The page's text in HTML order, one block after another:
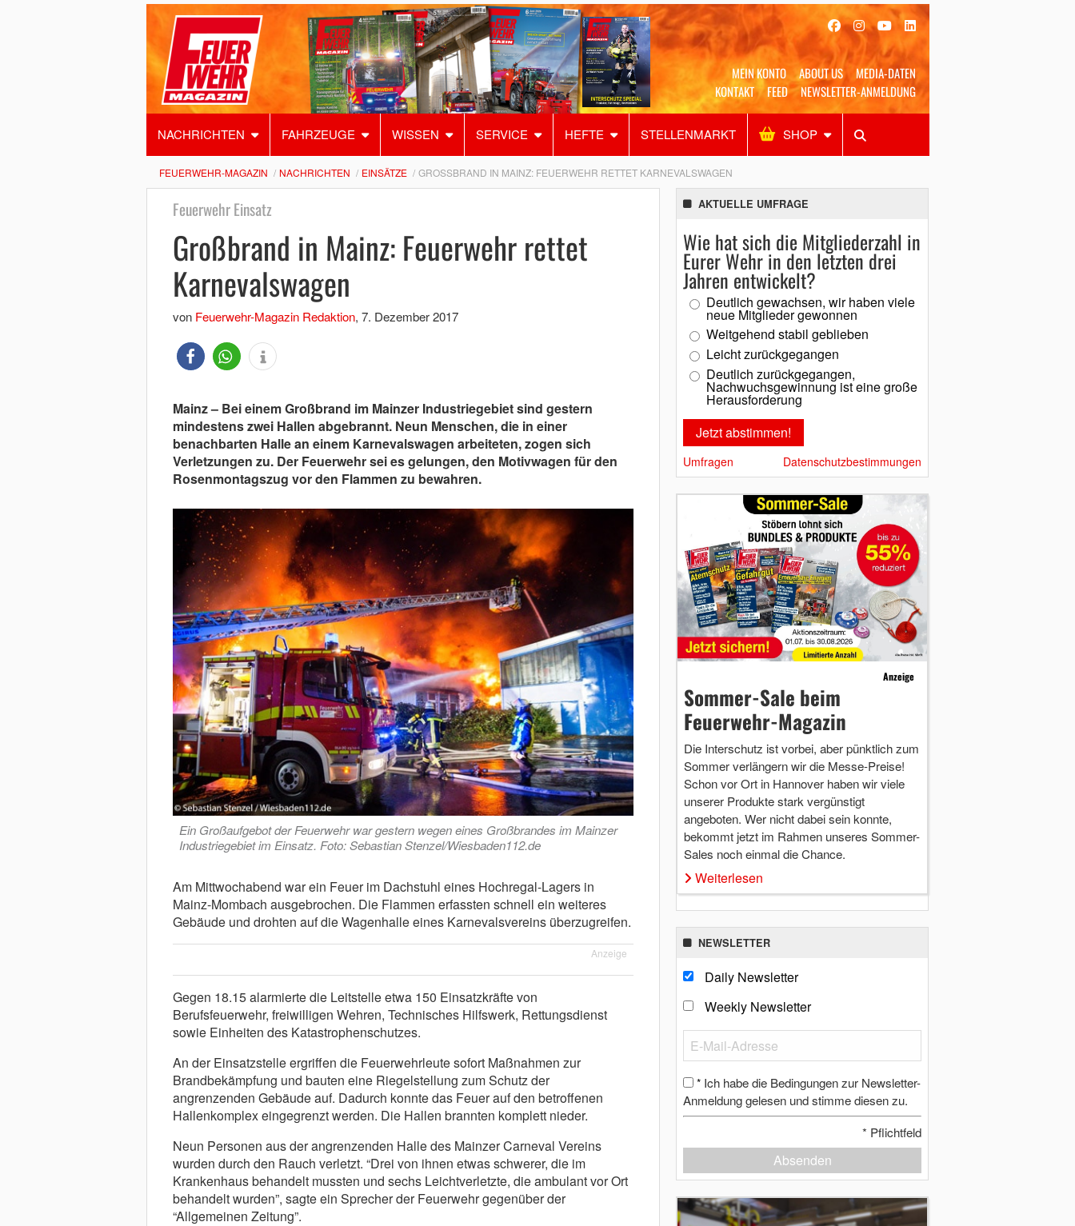
MEIN KONTO ABOUT US
MEDIA-DATEN
KONTAKT
FEED NEWSLETTER-ANMELDUNG
NACHRICHTEN FAHRZEUGE WISSEN SERVICE HEFTE STELLENMARKT SHOP
Alles Shop SUCHEN
FEUERWEHR-MAGAZIN NACHRICHTEN EINSÄTZE GROSSBRAND IN MAINZ: FEUERWEHR RETTET KARNEVALSWAGEN
Feuerwehr Einsatz
Großbrand in Mainz: Feuerwehr rettet
Karnevalswagen
von Feuerwehr-Magazin Redaktion, 7. Dezember 2017
Mainz – Bei einem Großbrand im Mainzer Industriegebiet sind gestern
mindestens zwei Hallen abgebrannt. Neun Menschen, die in einer
benachbarten Halle an einem Karnevalswagen arbeiteten, zogen sich
Verletzungen zu. Der Feuerwehr sei es gelungen, den Motivwagen für den
Rosenmontagszug vor den Flammen zu bewahren.
Ein Großaufgebot der Feuerwehr war gestern wegen eines Großbrandes im Mainzer
Industriegebiet im Einsatz. Foto: Sebastian Stenzel/Wiesbaden112.de
Am Mittwochabend war ein Feuer im Dachstuhl eines Hochregal-Lagers in
Mainz-Mombach ausgebrochen. Die Flammen erfassten schnell ein weiteres
Gebäude und drohten auf die Wagenhalle eines Karnevalsvereins überzugreifen.
Anzeige
Gegen 18.15 alarmierte die Leitstelle etwa 150 Einsatzkräfte von
Berufsfeuerwehr, freiwilligen Wehren, Technisches Hilfswerk, Rettungsdienst
sowie Einheiten des Katastrophenschutzes.
An der Einsatzstelle ergriffen die Feuerwehrleute sofort Maßnahmen zur
Brandbekämpfung und bauten eine Riegelstellung zum Schutz der
angrenzenden Gebäude auf. Dadurch konnte das Feuer auf den betroffenen
Hallenkomplex eingegrenzt werden. Die Hallen brannten komplett nieder.
Neun Personen aus der angrenzenden Halle des Mainzer Carneval Vereins
wurden durch den Rauch verletzt. “Drei von ihnen etwas schwerer, die im
Krankenhaus behandelt mussten und sechs Leichtverletzte, die ambulant vor Ort
behandelt wurden”, sagte ein Sprecher der Feuerwehr gegenüber der
“Allgemeinen Zeitung”.
AKTUELLE UMFRAGE
Wie hat sich die Mitgliederzahl in
Eurer Wehr in den letzten drei
Jahren entwickelt?
Deutlich gewachsen, wir haben viele
neue Mitglieder gewonnen
Weitgehend stabil geblieben
Leicht zurückgegangen
Deutlich zurückgegangen,
Nachwuchsgewinnung ist eine große
Herausforderung
Umfragen Datenschutzbestimmungen
Anzeige
Sommer-Sale beim
Feuerwehr-Magazin
Die Interschutz ist vorbei, aber pünktlich zum
Sommer verlängern wir die Messe-Preise!
Schon vor Ort in Hannover haben wir viele
unserer Produkte stark vergünstigt
angeboten. Wer nicht dabei sein konnte,
bekommt jetzt im Rahmen unseres Sommer-
Sales noch einmal die Chance.
Weiterlesen
NEWSLETTER
Daily Newsletter
Weekly Newsletter
* Ich habe die Bedingungen zur Newsletter-
Anmeldung gelesen und stimme diesen zu.
* Pflichtfeld
Absenden